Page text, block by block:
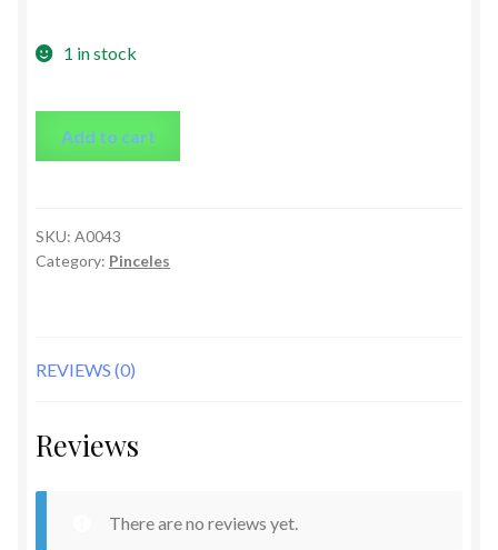
1 in stock
Add to cart
SKU: A0043
Category: Pinceles
REVIEWS (0)
Reviews
There are no reviews yet.